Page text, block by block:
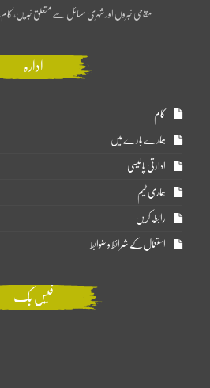
مقامی خبروں اور شہری مسائل سے متعلق خبریں،
ادارہ
کالم
ہمارے بارے میں
ادارتی پالیسی
ہماری ٹیم
رابطہ کریں
استعمال کے شرائط و ضوابط
فیس بک